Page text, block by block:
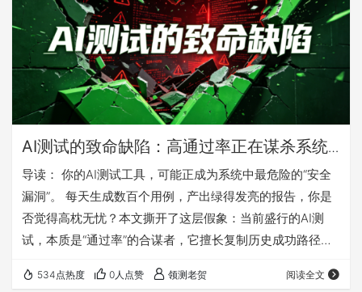
AI测试的致命缺陷：高通过率正在谋杀系统
可靠性
导读： 你的AI测试工具，可能正成为系统中最危险的“安全
漏洞”。 每天生成数百个用例，产出绿得发亮的报告，你是
否觉得高枕无忧？本文撕开了这层假象：当前盛行的AI测
试，本质是“通过率”的合谋者，它擅长复制历史成功路径，
过”，而非学习如何让系统“失败”时，每一次上线都像是在堆
534点热度 0人点赞 领测老贺 阅读全文